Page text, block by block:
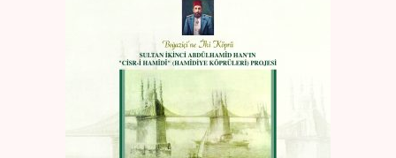
Kaynak Eserler Create Account